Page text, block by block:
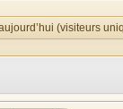
(visiteurs